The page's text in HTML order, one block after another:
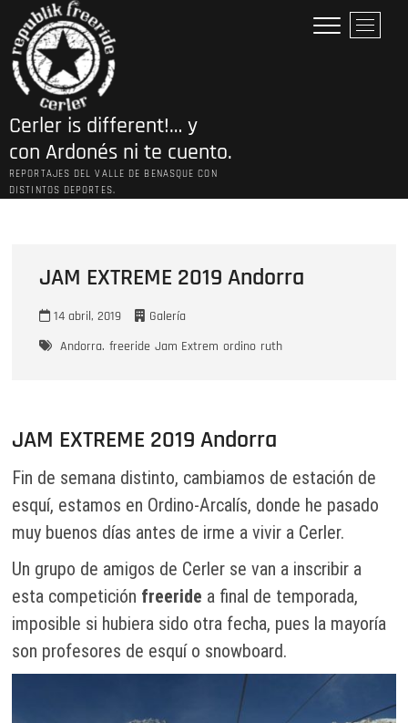
contenido
Cerler is different!… y
con Ardonés ni te cuento.
REPORTAJES DEL VALLE DE BENASQUE CON
DISTINTOS DEPORTES.
B
o
e
JAM EXTREME 2019 Andorra
14 abril, 2019
Galería
Andorra. freeride Jam Extrem ordino ruth
JAM EXTREME 2019 Andorra
Fin de semana distinto, cambiamos de estación de
esquí, estamos en Ordino-Arcalís, donde he pasado
muy buenos días antes de irme a vivir a Cerler.
Un grupo de amigos de Cerler se van a inscribir a
esta competición freeride a final de temporada,
imposible si hubiera sido otra fecha, pues la mayoría
son profesores de esquí o snowboard.